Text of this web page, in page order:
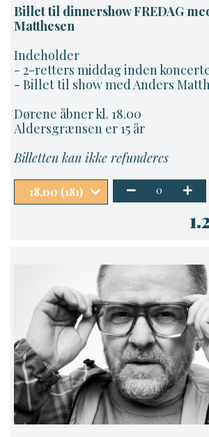
Gå til betaling
Billet til dinnershow FREDAG
Matthesen
Indeholder
- 2-retters middag inden
- Billet til show med Anders
Dørene åbner kl. 18.00
Aldersgrænsen er 15 år
Billetten kan ikke refunderes
18.00 (181) 0